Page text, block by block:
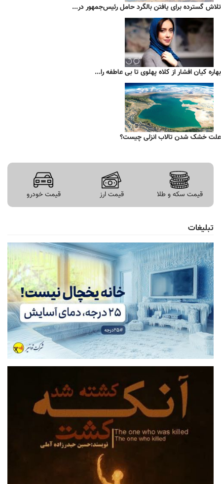
تلاش گسترده برای یافتن بالگرد حامل رئیس‌جمهور در...
بهاره کیان افشار از کلاه پهلوی تا بی عاطفه را...
علت خشک شدن تالاب انزلی چیست؟
قیمت سکه و طلا قیمت ارز قیمت خودرو
تبلیغات